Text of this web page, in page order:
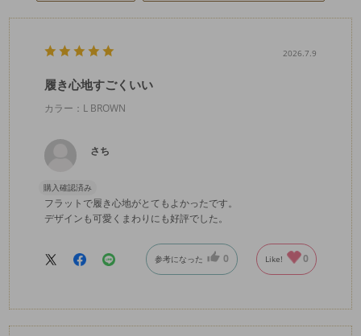
2026.7.9
履き心地すごくいい
カラー：L BROWN
さち
購入確認済み
フラットで履き心地がとてもよかったです。
デザインも可愛くまわりにも好評でした。
参考になった 0 Like! 0